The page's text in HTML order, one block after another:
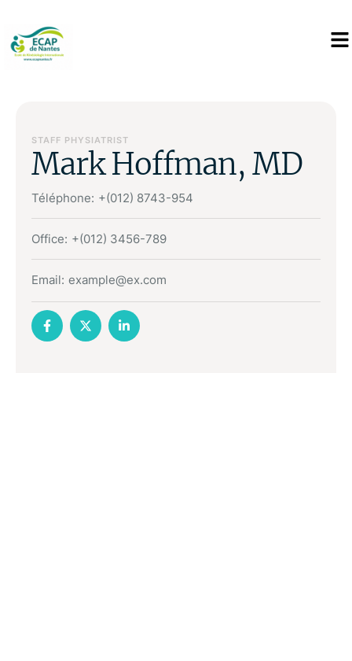
STAFF PHYSIATRIST
Mark Hoffman, MD
Téléphone: +(012) 8743-954
Office: +(012) 3456-789
Email: example@ex.com